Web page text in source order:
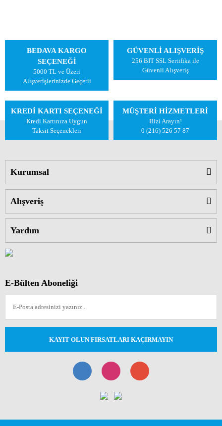
BEDAVA KARGO
SEÇENEĞİ
5000 TL ve Üzeri
Alışverişlerinizde Geçerli
GÜVENLİ ALIŞVERİŞ
256 BIT SSL Sertifika ile
Güvenli Alışveriş
KREDİ KARTI SEÇENEĞİ
Kredi Kartınıza Uygun
Taksit Seçenekleri
MÜŞTERİ HİZMETLERİ
Bizi Arayın!
0 (216) 526 57 87
Kurumsal
Alışveriş
Yardım
E-Bülten Aboneliği
KAYIT OLUN FIRSATLARI KAÇIRMAYIN